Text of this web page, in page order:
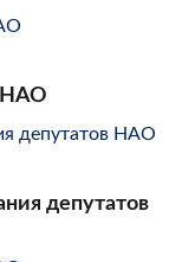
НАО
депутатов